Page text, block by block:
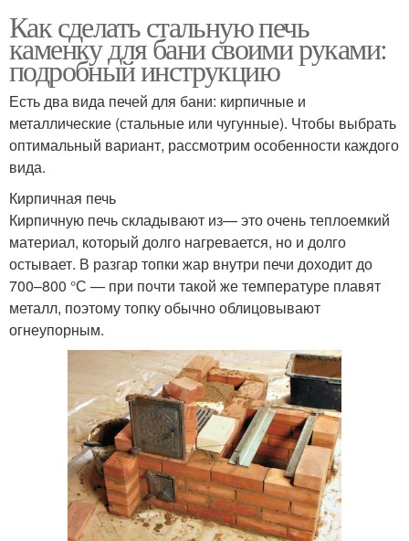
Как сделать стальную печь
каменку для бани своими руками:
подробный инструкцию
Есть два вида печей для бани: кирпичные и
металлические (стальные или чугунные). Чтобы выбрать
оптимальный вариант, рассмотрим особенности каждого
вида.
Кирпичная печь
Кирпичную печь складывают из— это очень теплоемкий
материал, который долго нагревается, но и долго
остывает. В разгар топки жар внутри печи доходит до
700–800 °С — при почти такой же температуре плавят
металл, поэтому топку обычно облицовывают
огнеупорным.